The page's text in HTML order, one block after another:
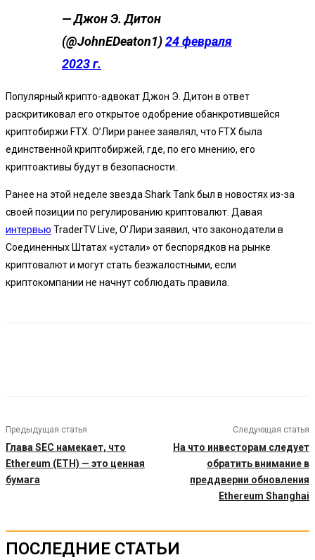
— Джон Э. Дитон
(@JohnEDeaton1)24 февраля
2023 г.
Популярный крипто-адвокат Джон Э. Дитон в ответ
раскритиковал его открытое одобрение обанкротившейся
криптобиржи FTX. О’Лири ранее заявлял, что FTX была
единственной криптобиржей, где, по его мнению, его
криптоактивы будут в безопасности.
Ранее на этой неделе звезда Shark Tank был в новостях из-за
своей позиции по регулированию криптовалют. Давая
интервью TraderTV Live, О’Лири заявил, что законодатели в
Соединенных Штатах «устали» от беспорядков на рынке
криптовалют и могут стать безжалостными, если
криптокомпании не начнут соблюдать правила.
Предыдущая статья
Глава SEC намекает, что
Ethereum (ETH) — это ценная
бумага
Следующая статья
На что инвесторам следует
обратить внимание в
преддверии обновления
Ethereum Shanghai
ПОСЛЕДНИЕ СТАТЬИ